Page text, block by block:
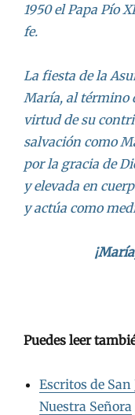
1950 el Papa Pío
fe.
La fiesta de la
María, al término
virtud de su
salvación como
por la gracia de
y elevada en
y actúa como
Puedes leer
Escritos de
Nuestra Señora